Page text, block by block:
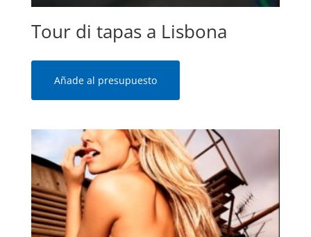
Tour di tapas a Lisbona
Añade al presupuesto